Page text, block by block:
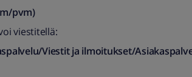
pvm)​
viestitellä:
Viestit ja ilmoitukset/